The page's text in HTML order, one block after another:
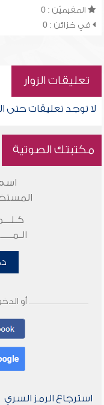
المقيميّن : 0
في خزائن : 0
تعليقات الزوار
لا توجد تعليقات حتى
مكتبتك الصوتية
أو
استرجاع الرمز السري